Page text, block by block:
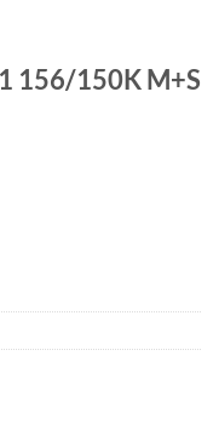
156/150K M+S